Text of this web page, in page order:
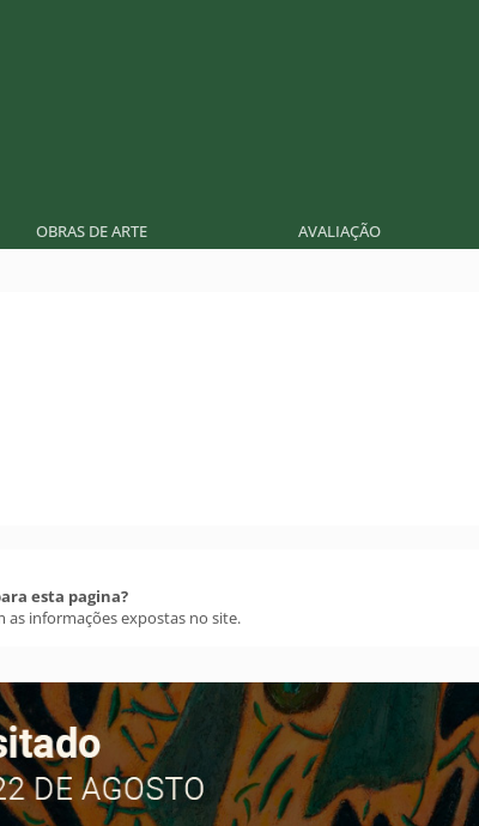
OBRAS DE ARTE AVALIAÇÃO
esta pagina?
informações expostas no site.